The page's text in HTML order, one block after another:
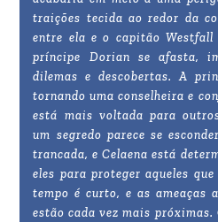
traições tecida ao redor da
entre ela e o capitão Westfall
príncipe Dorian se afasta,
dilemas e descobertas. A
tornando uma conselheira e
está mais voltada para
um segredo parece se
trancada, e Celaena está
eles para proteger aqueles
tempo é curto, e as ameaças
estão cada vez mais próximas.